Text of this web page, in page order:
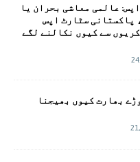
عالمی معاشی بحران یا
پاکستانی سٹارٹ اپس
سے کیوں نکالنے لگے
بھارت کیوں بھیجنا